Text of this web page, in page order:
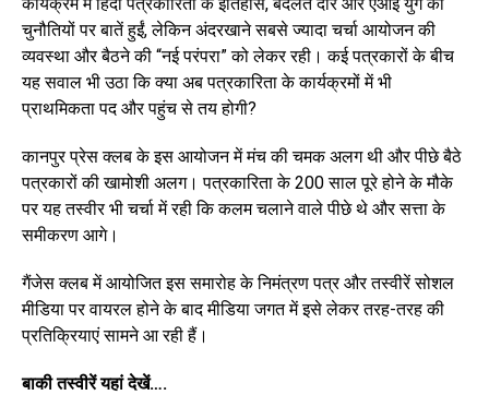
कार्यक्रम में हिंदी पत्रकारिता के इतिहास, बदलते दौर और एआई युग की
चुनौतियों पर बातें हुईं, लेकिन अंदरखाने सबसे ज्यादा चर्चा आयोजन की
व्यवस्था और बैठने की “नई परंपरा” को लेकर रही। कई पत्रकारों के बीच
यह सवाल भी उठा कि क्या अब पत्रकारिता के कार्यक्रमों में भी
प्राथमिकता पद और पहुंच से तय होगी?
कानपुर प्रेस क्लब के इस आयोजन में मंच की चमक अलग थी और पीछे बैठे
पत्रकारों की खामोशी अलग। पत्रकारिता के 200 साल पूरे होने के मौके
पर यह तस्वीर भी चर्चा में रही कि कलम चलाने वाले पीछे थे और सत्ता के
समीकरण आगे।
गैंजेस क्लब में आयोजित इस समारोह के निमंत्रण पत्र और तस्वीरें सोशल
मीडिया पर वायरल होने के बाद मीडिया जगत में इसे लेकर तरह-तरह की
प्रतिक्रियाएं सामने आ रही हैं।
बाकी तस्वीरें यहां देखें….